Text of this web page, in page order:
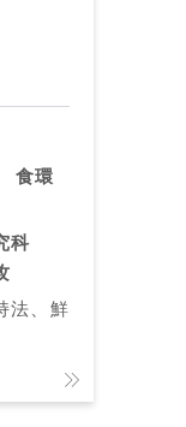
食環
科
法、鮮